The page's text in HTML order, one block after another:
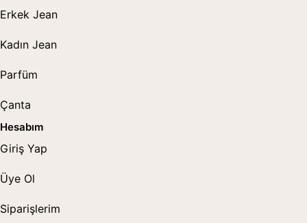
Erkek Jean
Kadın Jean
Parfüm
Çanta
Hesabım
Giriş Yap
Üye Ol
Siparişlerim